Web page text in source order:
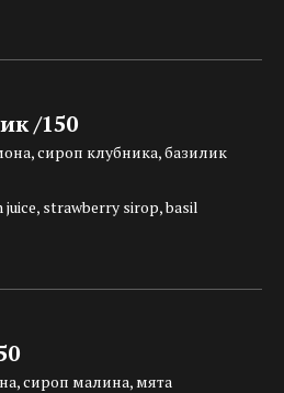
/150
сироп клубника, базилик
strawberry sirop, basil
сироп малина, мята